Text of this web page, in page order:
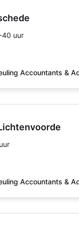
40 uur
Accountants &
Accountants &